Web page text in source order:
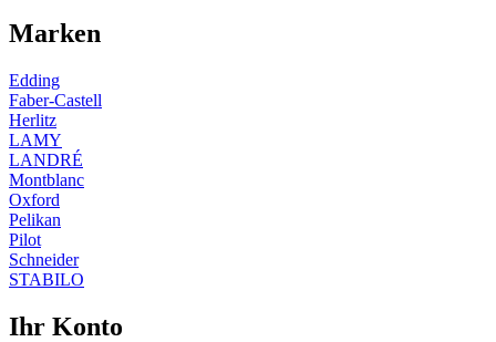
Marken
Edding
Faber-Castell
Herlitz
LAMY
LANDRÉ
Montblanc
Oxford
Pelikan
Pilot
Schneider
STABILO
Ihr Konto